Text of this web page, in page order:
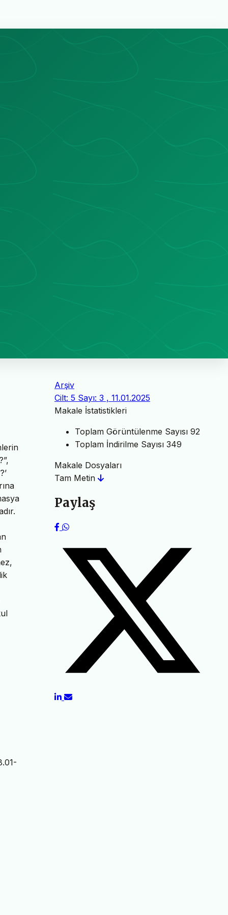
Arşiv
Cilt: 5 Sayı: 3 , 11.01.2025
Makale İstatistikleri
Toplam Görüntülenme Sayısı 92
Toplam İndirilme Sayısı 349
Makale Dosyaları
Tam Metin
Paylaş